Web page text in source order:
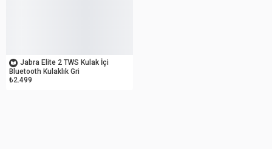
Jabra Elite 2 TWS Kulak İçi
Bluetooth Kulaklık Gri
₺2.499